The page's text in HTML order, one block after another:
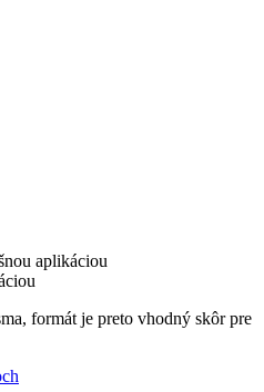
aplikáciou
formát je preto vhodný skôr pre